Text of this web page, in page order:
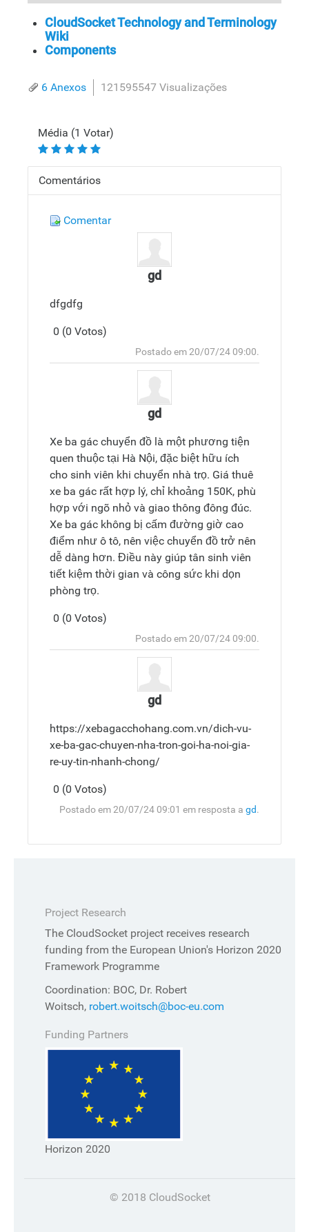
CloudSocket Technology and Terminology
Wiki
Components
6 Anexos 121595547 Visualizações
Média (1 Votar)
Comentários
Comentar
gd
dfgdfg
0 (0 Votos)
Postado em 20/07/24 09:00.
gd
Xe ba gác chuyển đồ là một phương tiện
quen thuộc tại Hà Nội, đặc biệt hữu ích
cho sinh viên khi chuyển nhà trọ. Giá thuê
xe ba gác rất hợp lý, chỉ khoảng 150K, phù
hợp với ngõ nhỏ và giao thông đông đúc.
Xe ba gác không bị cấm đường giờ cao
điểm như ô tô, nên việc chuyển đồ trở nên
dễ dàng hơn. Điều này giúp tân sinh viên
tiết kiệm thời gian và công sức khi dọn
phòng trọ.
0 (0 Votos)
Postado em 20/07/24 09:00.
gd
https://xebagacchohang.com.vn/dich-vu-
xe-ba-gac-chuyen-nha-tron-goi-ha-noi-gia-
re-uy-tin-nhanh-chong/
0 (0 Votos)
Postado em 20/07/24 09:01 em resposta a gd.
Project Research
The CloudSocket project receives research
funding from the European Union's Horizon 2020
Framework Programme
Coordination: BOC, Dr. Robert
Woitsch, robert.woitsch@boc-eu.com
Funding Partners
Horizon 2020
© 2018 CloudSocket